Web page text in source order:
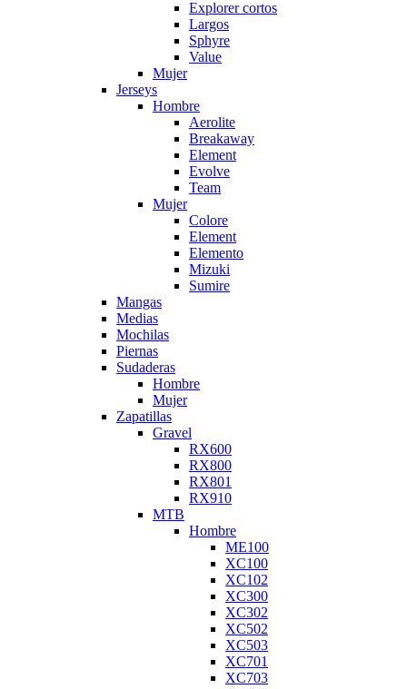
Explorer cortos
Largos
Sphyre
Value
Mujer
Jerseys
Hombre
Aerolite
Breakaway
Element
Evolve
Team
Mujer
Colore
Element
Elemento
Mizuki
Sumire
Mangas
Medias
Mochilas
Piernas
Sudaderas
Hombre
Mujer
Zapatillas
Gravel
RX600
RX800
RX801
RX910
MTB
Hombre
ME100
XC100
XC102
XC300
XC302
XC502
XC503
XC701
XC703